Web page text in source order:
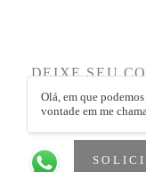
DEIXE SEU
Olá, em que
vontade em me